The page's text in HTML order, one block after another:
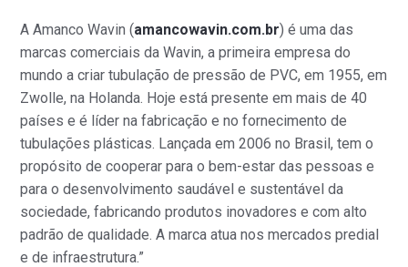
A Amanco Wavin (amancowavin.com.br) é uma das
marcas comerciais da Wavin, a primeira empresa do
mundo a criar tubulação de pressão de PVC, em 1955, em
Zwolle, na Holanda. Hoje está presente em mais de 40
países e é líder na fabricação e no fornecimento de
tubulações plásticas. Lançada em 2006 no Brasil, tem o
propósito de cooperar para o bem-estar das pessoas e
para o desenvolvimento saudável e sustentável da
sociedade, fabricando produtos inovadores e com alto
padrão de qualidade. A marca atua nos mercados predial
e de infraestrutura.”